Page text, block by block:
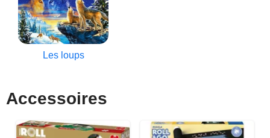
Les loups
Accessoires